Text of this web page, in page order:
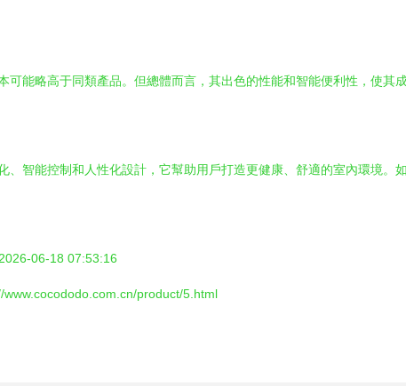
能略高于同類產品。但總體而言，其出色的性能和智能便利性，使其
智能控制和人性化設計，它幫助用戶打造更健康、舒適的室內環境。
06-18 07:53:16
product/5.html